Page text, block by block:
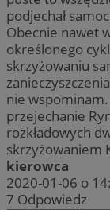
podjechał
Obecnie nawet
określonego
skrzyżowaniu
nie
przejechanie
rozkładowych
skrzyżowaniem
kierowca
2020-01-06 o
7 Odpowiedz